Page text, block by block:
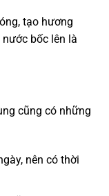
tạo hương
bốc lên là
cũng có những
nên có thời